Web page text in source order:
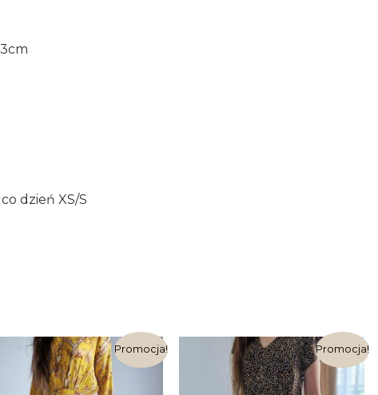
dzień XS/S
Promocja!
Pierwotna
cena
wynosiła:
199,99 zł.
Aktualna
cena
wynosi:
Promocja!
Pierwotna
cena
wynosiła:
69,99 zł.
Aktualna
cena
wynosi:
39,99 zł.